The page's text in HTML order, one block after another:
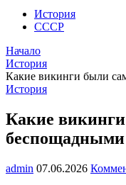
История
СССР
Начало
История
Какие викинги были
История
Какие
беспощадными
admin 07.06.2026